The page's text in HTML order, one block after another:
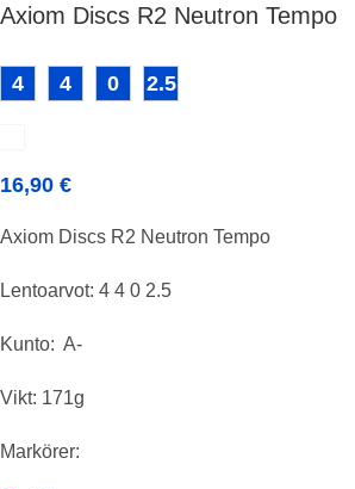
Axiom Discs R2 Neutron Tempo
4 4 0 2.5
16,90 €
Axiom Discs R2 Neutron Tempo
Lentoarvot: 4 4 0 2.5
Kunto: A-
Vikt: 171g
Markörer: